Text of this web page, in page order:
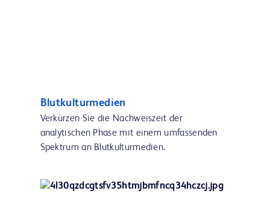
Blutkulturmedien
Verkürzen Sie die Nachweiszeit der
analytischen Phase mit einem umfassenden
Spektrum an Blutkulturmedien.